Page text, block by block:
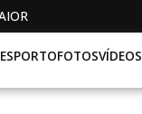
FOTOSVÍDEOS